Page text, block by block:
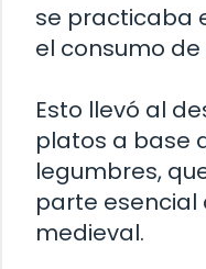
se practicaba
el consumo de
Esto llevó al
platos a base
legumbres,
parte
medieval.